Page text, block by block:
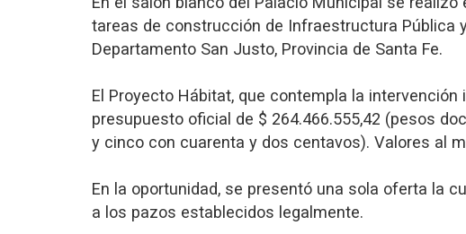
tareas de construcción de Infraestructura Pública
Departamento San Justo, Provincia de Santa Fe.
El Proyecto Hábitat, que contempla la
presupuesto oficial de $ 264.466.555,42 (pesos
y cinco con cuarenta y dos centavos). Valores al
En la oportunidad, se presentó una sola oferta la
a los pazos establecidos legalmente.